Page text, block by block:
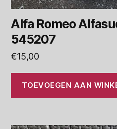
Alfa Romeo
545207
€15,00
TOEVOEGEN AAN